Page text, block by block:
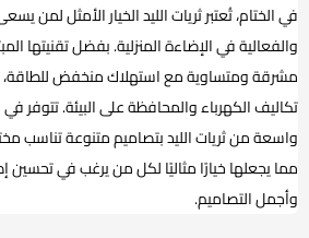
في الختام، تُعتبر ثريات الليد الخيار الأمثل لمن
والفعالية في الإضاءة المنزلية. بفضل تقنيتها
مشرقة ومتساوية مع استهلاك منخفض
تكاليف الكهرباء والمحافظة على البيئة.
واسعة من ثريات الليد بتصاميم متنوعة تناسب
مما يجعلها خيارًا مثاليًا لكل من يرغب في تحسين
وأجمل التصاميم.